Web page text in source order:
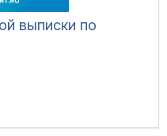
выписки по